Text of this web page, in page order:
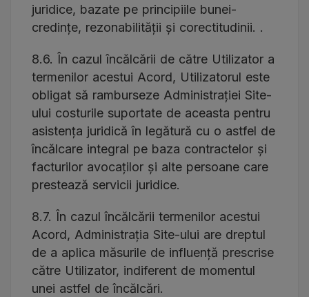
juridice, bazate pe principiile bunei-
credințe, rezonabilității și corectitudinii. .
8.6. În cazul încălcării de către Utilizator a
termenilor acestui Acord, Utilizatorul este
obligat să ramburseze Administrației Site-
ului costurile suportate de aceasta pentru
asistența juridică în legătură cu o astfel de
încălcare integral pe baza contractelor și
facturilor avocaților și alte persoane care
prestează servicii juridice.
8.7. În cazul încălcării termenilor acestui
Acord, Administrația Site-ului are dreptul
de a aplica măsurile de influență prescrise
către Utilizator, indiferent de momentul
unei astfel de încălcări.